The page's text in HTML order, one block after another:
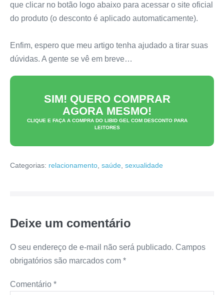
que clicar no botão logo abaixo para acessar o site oficial
do produto (o desconto é aplicado automaticamente).
Enfim, espero que meu artigo tenha ajudado a tirar suas
dúvidas. A gente se vê em breve…
SIM! QUERO COMPRAR
AGORA MESMO!
CLIQUE E FAÇA A COMPRA DO LIBID GEL COM DESCONTO PARA
LEITORES
Categorias: relacionamento saúde sexualidade
Deixe um comentário
O seu endereço de e-mail não será publicado. Campos
obrigatórios são marcados com *
Comentário *